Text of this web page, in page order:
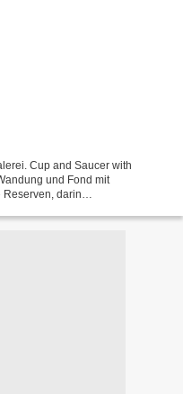
Cup and Saucer with
und Fond mit
Reserven, darin